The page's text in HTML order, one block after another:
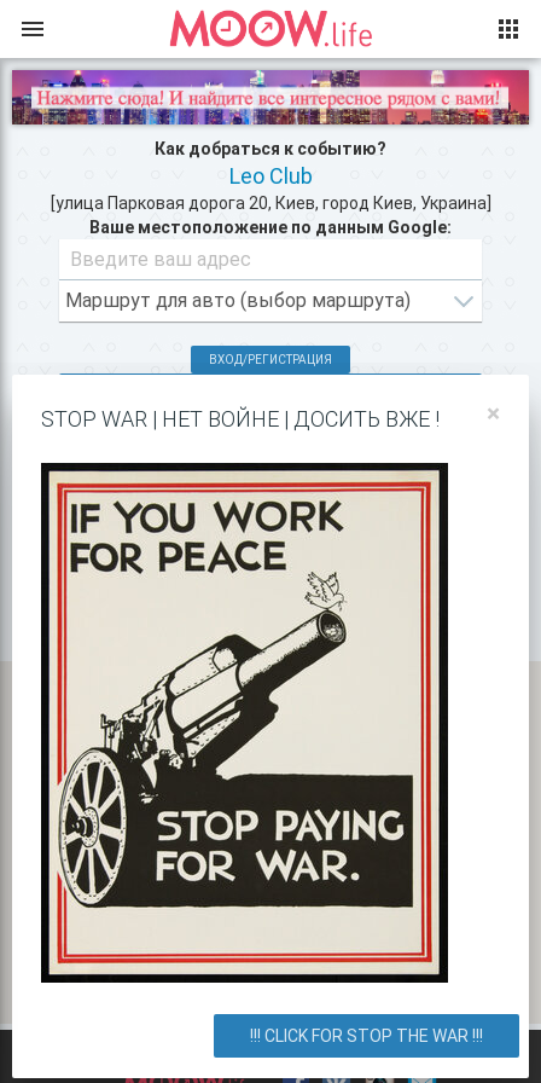
Как добраться к событию?
Leo Club
[улица Парковая дорога 20, Киев, город Киев, Украина]
Ваше местоположение по данным Google:
ВХОД/РЕГИСТРАЦИЯ
АФИША КОНЦЕРТОВ >>
ПОКАЗАТЬ НА GOOGLE MAPS!
Карта с маршрутом, как добратся на мероприятие или проехать
к событию. Leo Club
улица Парковая дорога 20, Киев, город Киев, Украина. Как
добраться? Как доехать? Маршрут.
×
STOP WAR | НЕТ ВОЙНЕ | ДОСИТЬ ВЖЕ !
!!! CLICK FOR STOP THE WAR !!!